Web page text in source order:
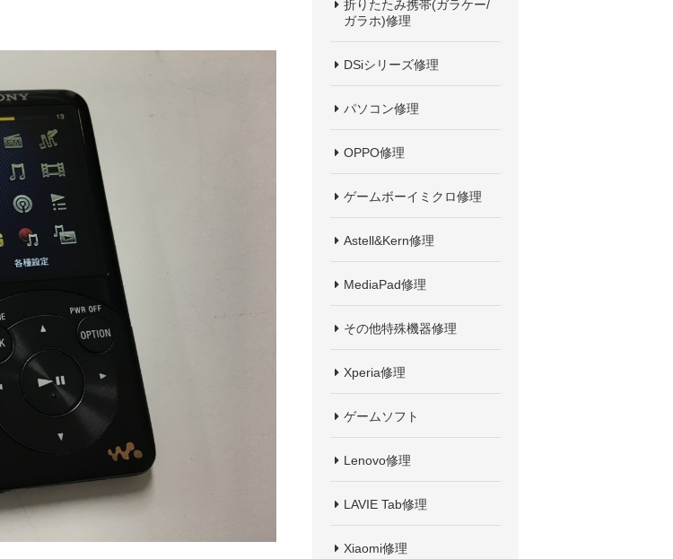
折りたたみ携帯(ガラケー/
ガラホ)修理
DSiシリーズ修理
パソコン修理
OPPO修理
ゲームボーイミクロ修理
Astell&Kern修理
MediaPad修理
その他特殊機器修理
Xperia修理
ゲームソフト
Lenovo修理
LAVIE Tab修理
Xiaomi修理